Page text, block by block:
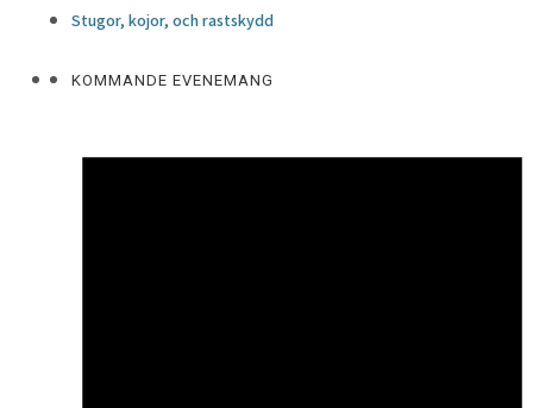
Stugor, kojor, och rastskydd
KOMMANDE EVENEMANG